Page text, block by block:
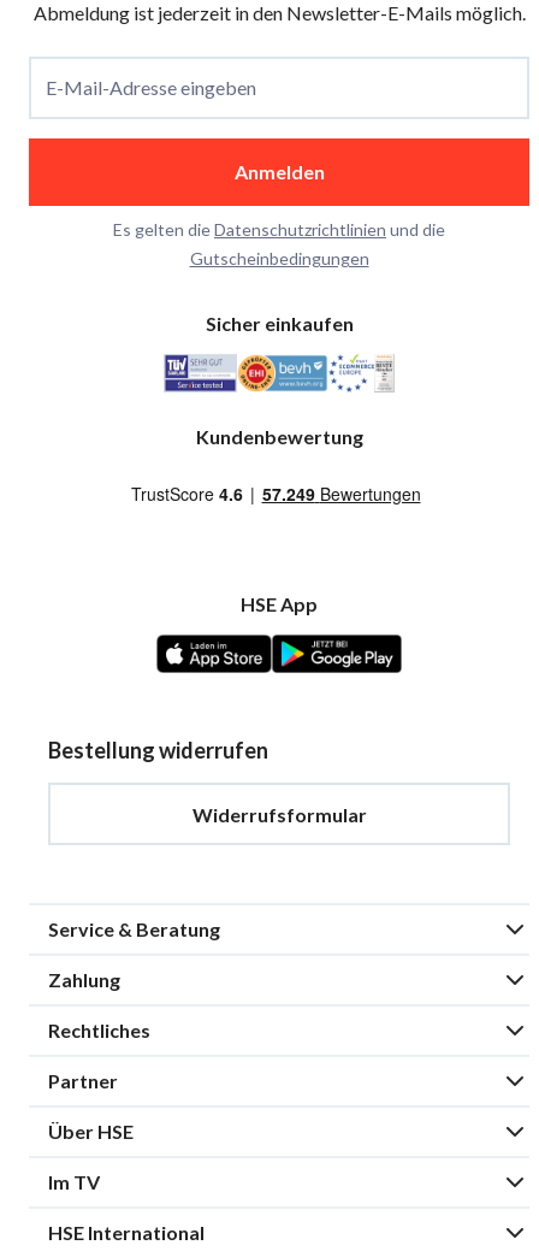
Abmeldung ist jederzeit in den Newsletter-E-Mails möglich.
E-Mail-Adresse eingeben
Anmelden
Es gelten dieDatenschutzrichtlinien und die
Gutscheinbedingungen
Sicher einkaufen
Kundenbewertung
HSE App
Bestellung widerrufen
Widerrufsformular
Service & Beratung
Zahlung
Rechtliches
Partner
Über HSE
Im TV
HSE International